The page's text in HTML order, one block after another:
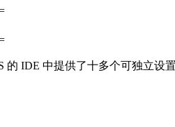
的 IDE 中提供了十多个可独立设